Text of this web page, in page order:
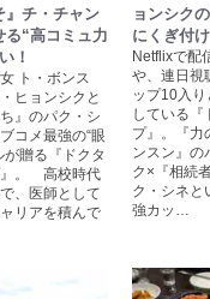
』チ・チャン
る“高コミュ力
！
女 ト・ボンス
ヒョンシクと
ち』のパク・シ
コメ最強の“眼
が贈る『ドクタ
』。 高校時代
、医師として
リアを積んで
ョンシク
にくぎ付け
Netflixで配
や、連日視
ップ10入
している『
プ』。『力
ンスン』の
ク×『相続
ク・シネと
強カッ…